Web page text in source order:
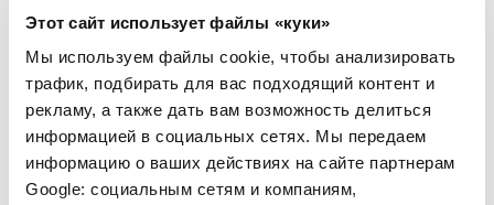
Этот сайт использует файлы «куки»
Мы используем файлы cookie, чтобы анализировать
трафик, подбирать для вас подходящий контент и
рекламу, а также дать вам возможность делиться
информацией в социальных сетях. Мы передаем
информацию о ваших действиях на сайте партнерам
Google: социальным сетям и компаниям,
- Материал: Замша
- Подошва: Кожа
- Цвет: Чёрный
- Сделано в Италии
ПОЧЕМУ ОН ОСОБЕННЫЙ?